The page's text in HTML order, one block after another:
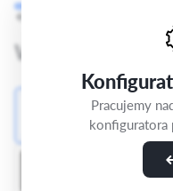
Pracujemy
Citroen
Max
Wybierz kolor
Lakier niemetalik
Lakier metalik,